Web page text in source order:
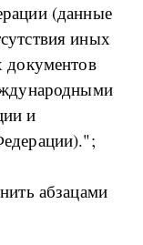
(данные
иных
документов
и
абзацами